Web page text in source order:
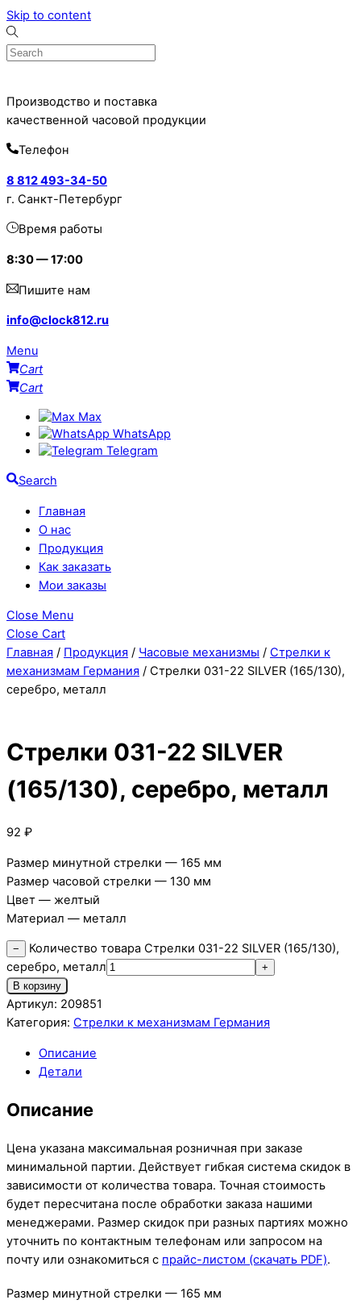
Skip to content
Производство и поставка
качественной часовой продукции
Телефон
8 812 493-34-50
г. Санкт-Петербург
Время работы
8:30 — 17:00
Пишите нам
info@clock812.ru
Menu
Cart
Cart
Max
WhatsApp
Telegram
Search
Главная
О нас
Продукция
Как заказать
Мои заказы
Close Menu
Close Cart
Главная / Продукция / Часовые механизмы / Стрелки к
механизмам Германия / Стрелки 031-22 SILVER (165/130),
серебро, металл
Стрелки 031-22 SILVER
(165/130), серебро, металл
92 ₽
Размер минутной стрелки — 165 мм
Размер часовой стрелки — 130 мм
Цвет — желтый
Материал — металл
−
Количество товара Стрелки 031-22 SILVER (165/130),
серебро, металл
+
В корзину
Артикул: 209851
Категория: Стрелки к механизмам Германия
Описание
Детали
Описание
Цена указана максимальная розничная при заказе
минимальной партии. Действует гибкая система скидок в
зависимости от количества товара. Точная стоимость
будет пересчитана после обработки заказа нашими
менеджерами. Размер скидок при разных партиях можно
уточнить по контактным телефонам или запросом на
почту или ознакомиться с прайс-листом (скачать PDF).
Размер минутной стрелки — 165 мм